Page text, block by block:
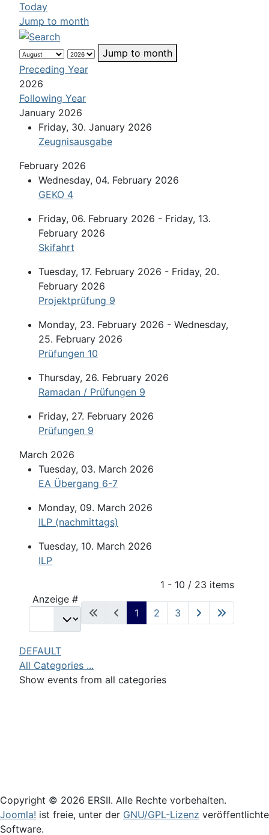
Today
Jump to month
Jump to month
Preceding Year
2026
Following Year
January 2026
Friday, 30. January 2026
Zeugnisausgabe
February 2026
Wednesday, 04. February 2026
GEKO 4
Friday, 06. February 2026 - Friday, 13.
February 2026
Skifahrt
Tuesday, 17. February 2026 - Friday, 20.
February 2026
Projektprüfung 9
Monday, 23. February 2026 - Wednesday,
25. February 2026
Prüfungen 10
Thursday, 26. February 2026
Ramadan / Prüfungen 9
Friday, 27. February 2026
Prüfungen 9
March 2026
Tuesday, 03. March 2026
EA Übergang 6-7
Monday, 09. March 2026
ILP (nachmittags)
Tuesday, 10. March 2026
ILP
1 - 10 / 23 items
Anzeige #
1
2 3
DEFAULT
All Categories ...
Show events from all categories
Copyright © 2026 ERSII. Alle Rechte vorbehalten.
Joomla! ist freie, unter der GNU/GPL-Lizenz veröffentlichte
Software.